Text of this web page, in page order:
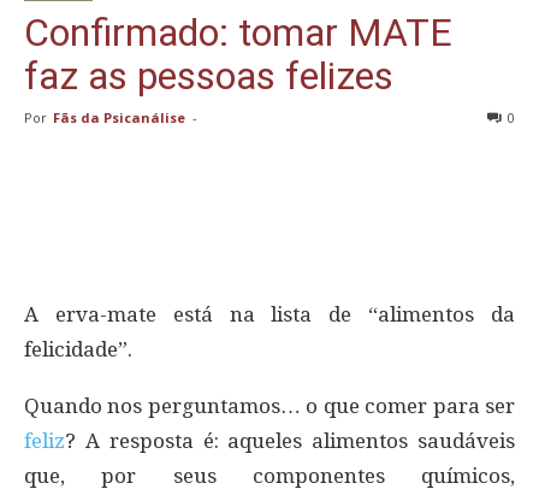
Confirmado: tomar MATE
faz as pessoas felizes
Por Fãs da Psicanálise - 0
A erva-mate está na lista de “alimentos da
felicidade”.
Quando nos perguntamos… o que comer para ser
feliz? A resposta é: aqueles alimentos saudáveis
que, por seus componentes químicos,